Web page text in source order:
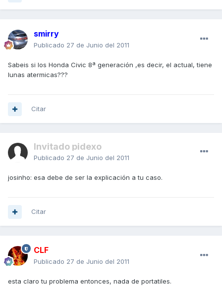
smirry
Publicado 27 de Junio del 2011
Sabeis si los Honda Civic 8ª generación ,es decir, el actual, tiene
lunas atermicas???
Citar
Invitado pidexo
Publicado 27 de Junio del 2011
josinho: esa debe de ser la explicación a tu caso.
Citar
CLF
Publicado 27 de Junio del 2011
esta claro tu problema entonces, nada de portatiles.